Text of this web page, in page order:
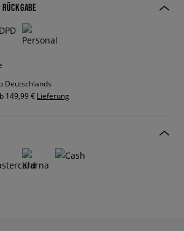
Deutschlands
149,99 € Lieferung